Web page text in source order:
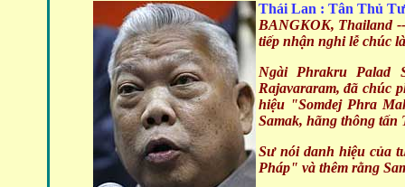
Thái Lan : Tân Thủ
BANGKOK, Thailand--
tiếp nhận nghi lễ chúc
Ngài Phrakru Palad
Rajavararam, đã chúc
hiệu "Somdej Phra
Samak, hãng thông
Sư nói danh hiệu của
Pháp" và thêm rằng